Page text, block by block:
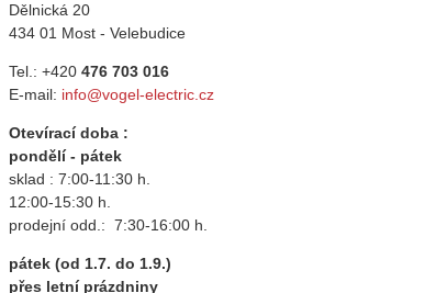
Dělnická 20
434 01 Most - Velebudice
Tel.: +420 476 703 016
E-mail: info@vogel-electric.cz
Otevírací doba :
pondělí - pátek
sklad : 7:00-11:30 h.
12:00-15:30 h.
prodejní odd.: 7:30-16:00 h.
pátek (od 1.7. do 1.9.)
přes letní prázdniny